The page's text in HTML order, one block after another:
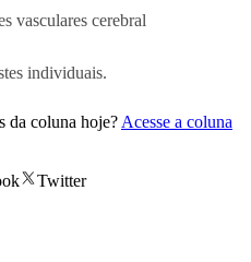
vasculares cerebral
individuais.
da coluna hoje? Acesse a coluna
Twitter